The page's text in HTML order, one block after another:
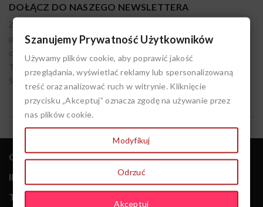
DOŁĄCZ DO NASZEGO NEWSLETTERA
Zapisując się akceptujesz nasz regulamin. Administratorem
podanych danych osobowych jest LIVIEN. Możesz w każdym
czasie wycofać tę zgodę. Pamiętaj, że przetwarzanie przez nas
Twoich danych do czasu cofnięcia zgody jest zgodne z prawem.
Szczegóły w polityce prywatności.
O NAS
INFORMACJE
TWOJE ZAKUPY
Szanujemy Prywatność Użytkowników
Używamy plików cookie, aby poprawić jakość
przeglądania, wyświetlać reklamy lub spersonalizowaną
treść oraz analizować ruch w witrynie. Kliknięcie
przycisku „Akceptuj” oznacza zgodę na używanie przez
nas plików cookie.
Modyfikuj
Odrzuć
Akceptuj